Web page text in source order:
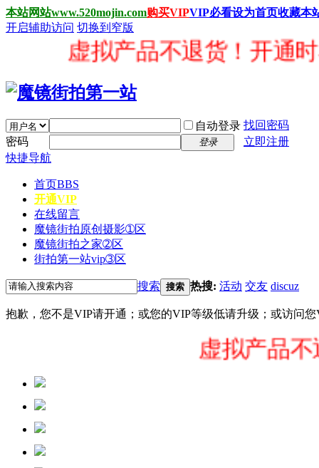
本站网站www.520mojin.com购买VIPVIP必看设为首页收藏本
开启辅助访问 切换到窄版
虚拟产品不退货！开通时
自动登录 找回密码
密码
登录
立即注册
快捷导航
首页BBS
开通VIP
在线留言
魔镜街拍原创摄影➀区
魔镜街拍之家➁区
街拍第一站vip➂区
搜索 搜索 热搜: 活动 交友 discuz
抱歉，您不是VIP请开通；或您的VIP等级低请升级；或访问
虚拟产品不